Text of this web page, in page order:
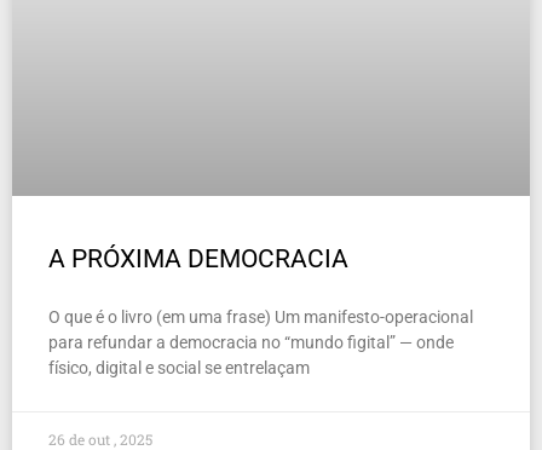
A PRÓXIMA DEMOCRACIA
O que é o livro (em uma frase) Um manifesto-operacional
para refundar a democracia no “mundo figital” — onde
físico, digital e social se entrelaçam
26 de out , 2025